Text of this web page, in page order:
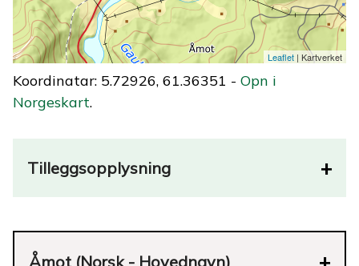
Leaflet | Kartverket
Koordinatar: 5.72926, 61.36351 - Opn i
Norgeskart.
Tilleggsopplysning
Åmot (Norsk - Hovednavn)